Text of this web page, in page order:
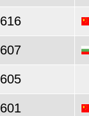
616
607
605
601